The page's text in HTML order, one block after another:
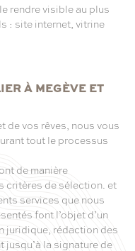
rendre visible au plus
: site internet, vitrine
À MEGÈVE ET
de vos rêves, nous vous
tout le processus
de manière
critères de sélection. et
services que nous
font l’objet d’un
juridique, rédaction des
la signature de